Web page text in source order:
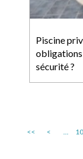
Piscine
obligations
sécurité ?
<< < ...